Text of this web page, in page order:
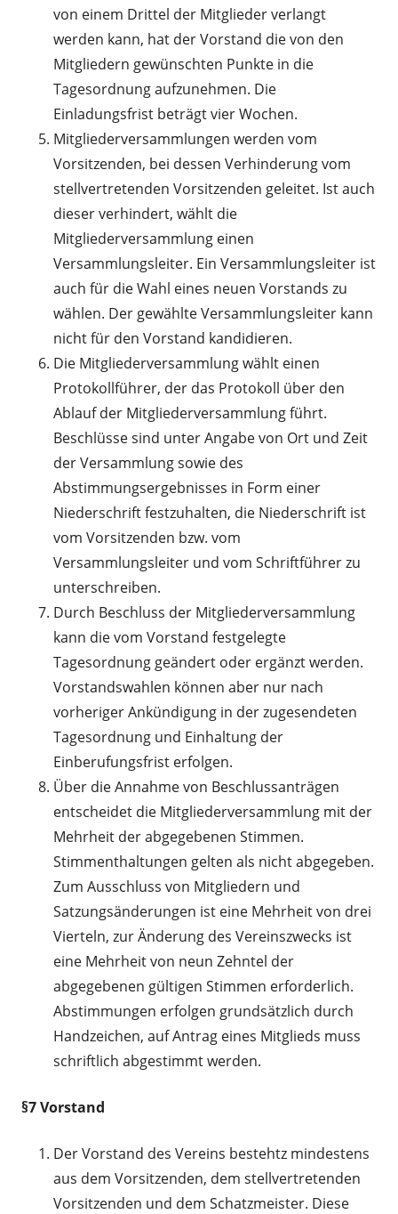
von einem Drittel der Mitglieder verlangt
werden kann, hat der Vorstand die von den
Mitgliedern gewünschten Punkte in die
Tagesordnung aufzunehmen. Die
Einladungsfrist beträgt vier Wochen.
Mitgliederversammlungen werden vom
Vorsitzenden, bei dessen Verhinderung vom
stellvertretenden Vorsitzenden geleitet. Ist auch
dieser verhindert, wählt die
Mitgliederversammlung einen
Versammlungsleiter. Ein Versammlungsleiter ist
auch für die Wahl eines neuen Vorstands zu
wählen. Der gewählte Versammlungsleiter kann
nicht für den Vorstand kandidieren.
Die Mitgliederversammlung wählt einen
Protokollführer, der das Protokoll über den
Ablauf der Mitgliederversammlung führt.
Beschlüsse sind unter Angabe von Ort und Zeit
der Versammlung sowie des
Abstimmungsergebnisses in Form einer
Niederschrift festzuhalten, die Niederschrift ist
vom Vorsitzenden bzw. vom
Versammlungsleiter und vom Schriftführer zu
unterschreiben.
Durch Beschluss der Mitgliederversammlung
kann die vom Vorstand festgelegte
Tagesordnung geändert oder ergänzt werden.
Vorstandswahlen können aber nur nach
vorheriger Ankündigung in der zugesendeten
Tagesordnung und Einhaltung der
Einberufungsfrist erfolgen.
Über die Annahme von Beschlussanträgen
entscheidet die Mitgliederversammlung mit der
Mehrheit der abgegebenen Stimmen.
Stimmenthaltungen gelten als nicht abgegeben.
Zum Ausschluss von Mitgliedern und
Satzungsänderungen ist eine Mehrheit von drei
Vierteln, zur Änderung des Vereinszwecks ist
eine Mehrheit von neun Zehntel der
abgegebenen gültigen Stimmen erforderlich.
Abstimmungen erfolgen grundsätzlich durch
Handzeichen, auf Antrag eines Mitglieds muss
schriftlich abgestimmt werden.
§7 Vorstand
Der Vorstand des Vereins bestehtz mindestens
aus dem Vorsitzenden, dem stellvertretenden
Vorsitzenden und dem Schatzmeister. Diese